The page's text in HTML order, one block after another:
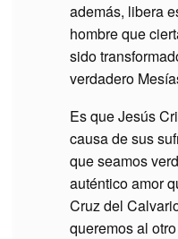
además, libera
hombre que
sido
verdadero
Es que Jesús
causa de sus
que seamos
auténtico amor
Cruz del
queremos al